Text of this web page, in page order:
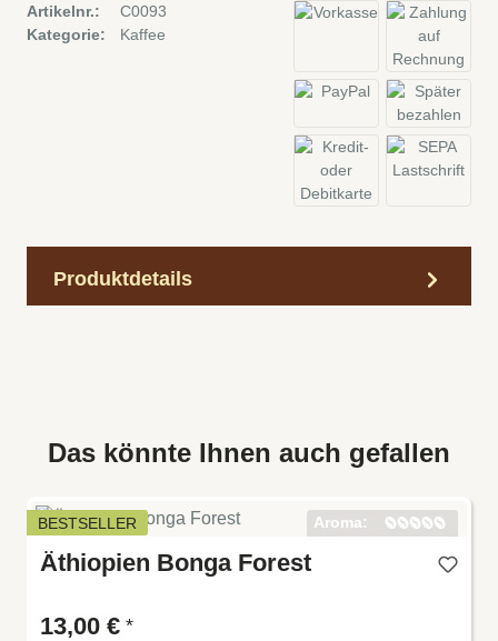
Artikelnr.:
C0093
Kategorie:
Kaffee
Produktdetails
Das könnte Ihnen auch gefallen
BESTSELLER
Aroma:
Harmoni
Äthiopien Bonga Forest
13,00 € *